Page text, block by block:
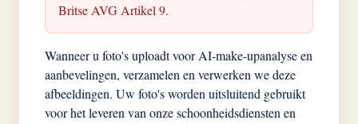
Britse AVG Artikel 9.
Wanneer u foto's uploadt voor AI-make-upanalyse en
aanbevelingen, verzamelen en verwerken we deze
afbeeldingen. Uw foto's worden uitsluitend gebruikt
voor het leveren van onze schoonheidsdiensten en